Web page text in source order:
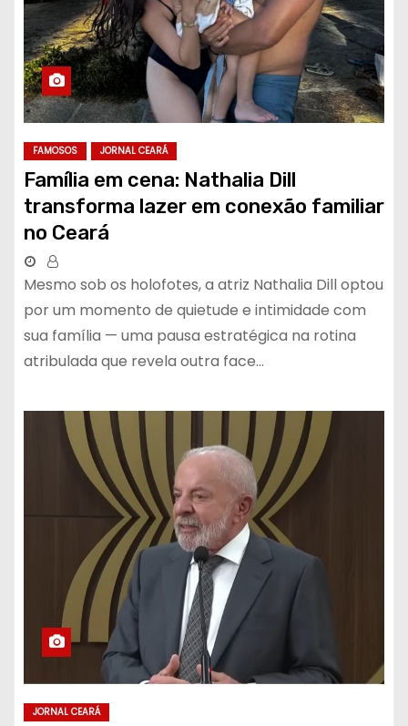
FAMOSOS JORNAL CEARÁ
Família em cena: Nathalia Dill
transforma lazer em conexão familiar
no Ceará
Mesmo sob os holofotes, a atriz Nathalia Dill optou
por um momento de quietude e intimidade com
sua família — uma pausa estratégica na rotina
atribulada que revela outra face…
JORNAL CEARÁ